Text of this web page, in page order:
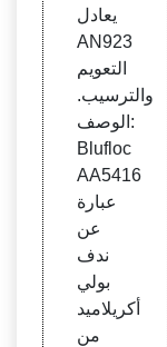
يعادل
AN923
التعويم
والترسيب.
الوصف:
Blufloc
AA5416
عبارة
عن
ندف
بولي
أكريلاميد
من